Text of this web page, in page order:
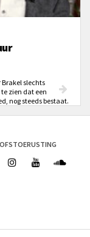
slechts
zien dat een
nog steeds bestaat.